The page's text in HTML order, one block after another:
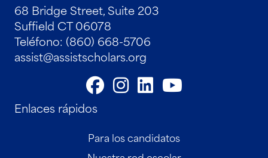
68 Bridge Street, Suite 203
Suffield CT 06078
Teléfono: (860) 668-5706
assist@assistscholars.org
Enlaces rápidos
Para los candidatos